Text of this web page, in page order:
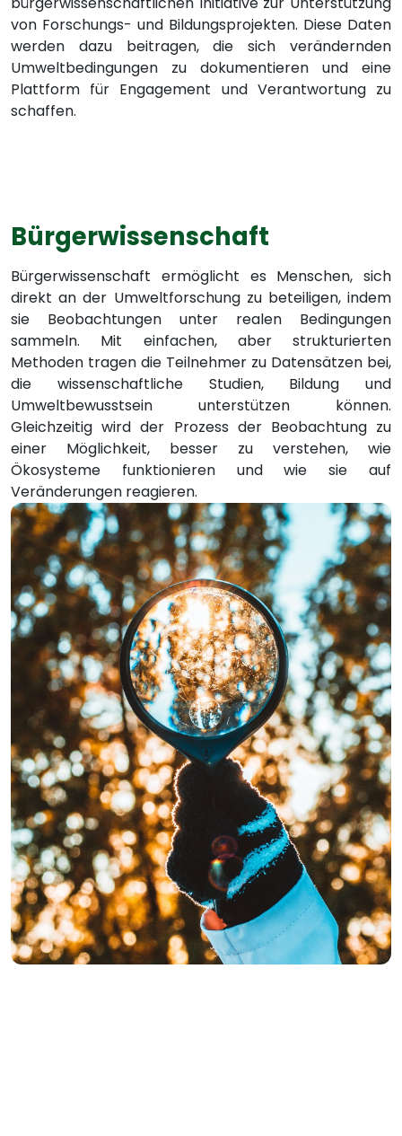
von Forschungs- und Bildungsprojekten. Diese Daten
werden dazu beitragen, die sich verändernden
Umweltbedingungen zu dokumentieren und eine
Plattform für Engagement und Verantwortung zu
schaffen.
Bürgerwissenschaft
Bürgerwissenschaft ermöglicht es Menschen, sich
direkt an der Umweltforschung zu beteiligen, indem
sie Beobachtungen unter realen Bedingungen
sammeln. Mit einfachen, aber strukturierten
Methoden tragen die Teilnehmer zu Datensätzen bei,
die wissenschaftliche Studien, Bildung und
Umweltbewusstsein unterstützen können.
Gleichzeitig wird der Prozess der Beobachtung zu
einer Möglichkeit, besser zu verstehen, wie
Ökosysteme funktionieren und wie sie auf
Veränderungen reagieren.